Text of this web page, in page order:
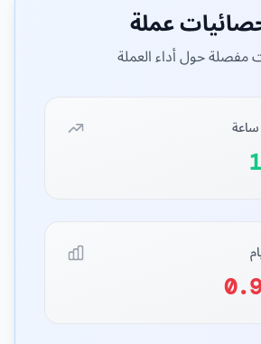
عملة
مفصلة حول أداء العملة